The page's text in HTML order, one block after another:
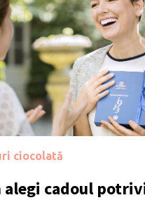
ciocolată
alegi cadoul